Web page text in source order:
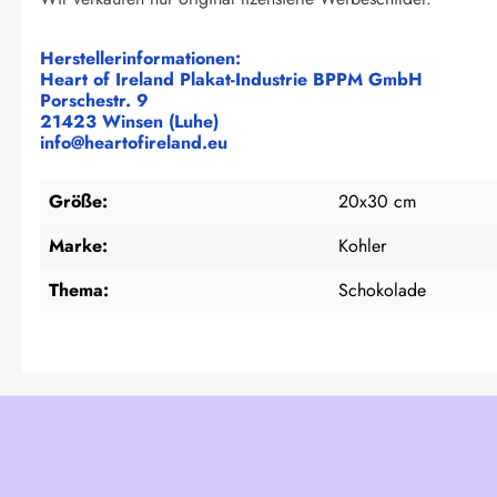
Herstellerinformationen:
Heart of Ireland Plakat-Industrie BPPM GmbH
Porschestr. 9
21423 Winsen (Luhe)
info@heartofireland.eu
Größe:
20x30 cm
Marke:
Kohler
Thema:
Schokolade